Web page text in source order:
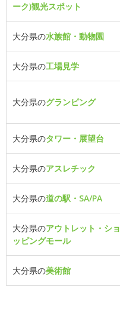
ーク)観光スポット
大分県の水族館・動物園
大分県の工場見学
大分県のグランピング
大分県のタワー・展望台
大分県のアスレチック
大分県の道の駅・SA/PA
大分県のアウトレット・ショ
ッピングモール
大分県の美術館